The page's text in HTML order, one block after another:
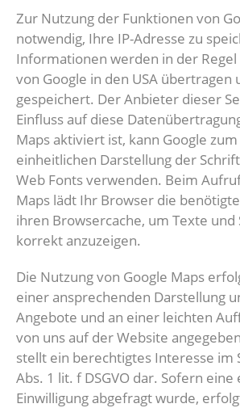
Zur Nutzung der Funktionen von
notwendig, Ihre IP-Adresse zu
Informationen werden in der
von Google in den USA übertragen
gespeichert. Der Anbieter dieser
Einfluss auf diese
Maps aktiviert ist, kann Google
einheitlichen Darstellung der
Web Fonts verwenden. Beim
Maps lädt Ihr Browser die
ihren Browsercache, um Texte
korrekt anzuzeigen.
Die Nutzung von Google Maps
einer ansprechenden Darstellung
Angebote und an einer leichten
von uns auf der Website
stellt ein berechtigtes Interesse im
Abs. 1 lit. f DSGVO dar. Sofern
Einwilligung abgefragt wurde,